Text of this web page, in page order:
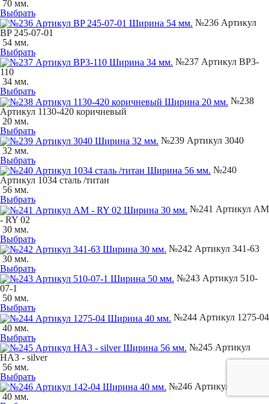
70 мм.
Выбрать
№236 Артикул
BP 245-07-01
54 мм.
Выбрать
№237 Артикул BP3-
110
34 мм.
Выбрать
№238
Артикул 1130-420 коричневый
20 мм.
Выбрать
№239 Артикул 3040
32 мм.
Выбрать
№240
Артикул 1034 сталь /титан
56 мм.
Выбрать
№241 Артикул AM
- RY 02
30 мм.
Выбрать
№242 Артикул 341-63
30 мм.
Выбрать
№243 Артикул 510-
07-1
50 мм.
Выбрать
№244 Артикул 1275-04
40 мм.
Выбрать
№245 Артикул
НA3 - silver
56 мм.
Выбрать
№246 Артикул 142-04
40 мм.